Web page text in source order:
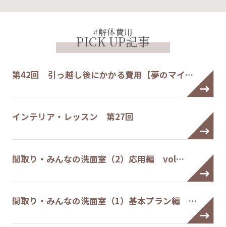
#解体費用
PICK UP記事
第42回 引っ越し後にかかる費用【夢のマイ…
インテリア・レッスン 第27回
間取り・みんなの洗面室（2）応用編 vol…
間取り・みんなの洗面室（1）基本プラン編 …